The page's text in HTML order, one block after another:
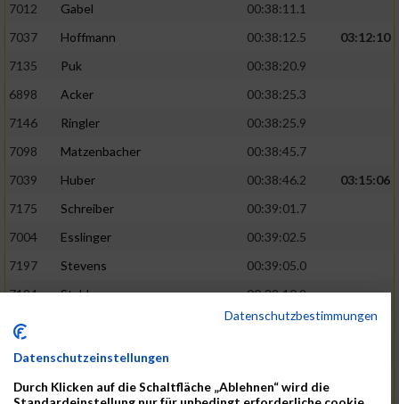
7012
Gabel
00:38:11.1
7037
Hoffmann 00:38:12.5
03:12:10
7135
Puk
00:38:20.9
6898
Acker
00:38:25.3
7146
Ringler
00:38:25.9
7098
Matzenbacher
00:38:45.7
7039
Huber 00:38:46.2
03:15:06
7175
Schreiber
00:39:01.7
7004
Esslinger
00:39:02.5
7197
Stevens
00:39:05.0
7194
Stahler
00:39:10.9
7137
00:39:19.2
03:17:58
7089
Löffler
7218
Waible
00:39:32.4
Datenschutzbestimmungen
Datenschutzeinstellungen
Durch Klicken auf die Schaltfläche „Ablehnen“ wird die